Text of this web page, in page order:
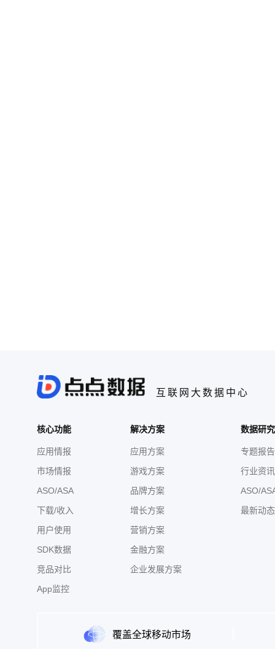
互联网大数据中心
核心功能
应用情报
市场情报
ASO/ASA
下载/收入
用户使用
SDK数据
竞品对比
App监控
解决方案
应用方案
游戏方案
品牌方案
增长方案
营销方案
金融方案
企业发展方案
数据研
专题报告
行业资讯
ASO/
最新动态
覆盖全球移动市场